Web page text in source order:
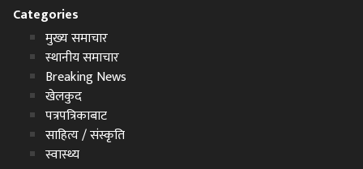
Categories
मुख्य समाचार
स्थानीय समाचार
Breaking News
खेलकुद
पत्रपत्रिकाबाट
साहित्य / संस्कृति
स्वास्थ्य